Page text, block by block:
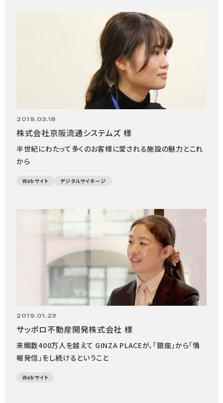
2019.03.18
株式会社京阪流通システムズ 様
半世紀にわたって多くのお客様に愛される施設の魅力とこれ
から
Webサイト デジタルサイネージ
2019.01.23
サッポロ不動産開発株式会社 様
来館数400万人を越えて GINZA PLACEが、「銀座」から「情
報発信」をし続けるということ
Webサイト